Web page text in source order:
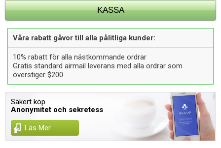
Våra rabatt gåvor till alla pålitliga kunder:
10% rabatt för alla nästkommande ordrar
Gratis standard airmail leverans med alla ordrar som
överstiger $200
Säkert köp.
Anonymitet och sekretess
Läs Mer